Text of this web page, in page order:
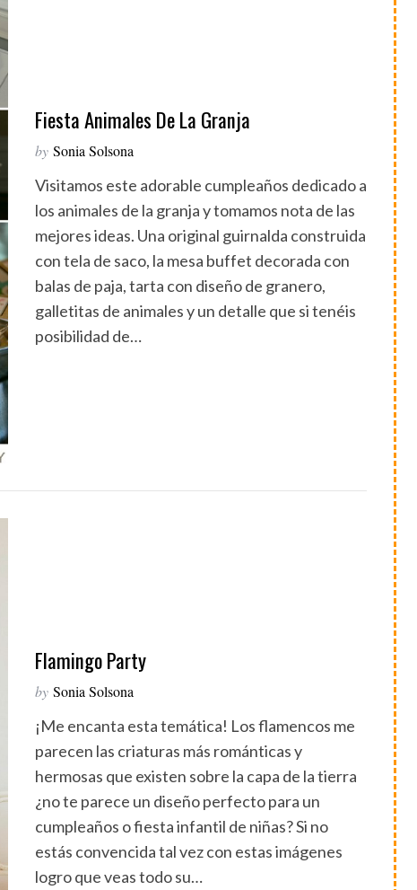
Fiesta Animales De La Granja
by Sonia Solsona
Visitamos este adorable cumpleaños dedicado a
los animales de la granja y tomamos nota de las
mejores ideas. Una original guirnalda construida
con tela de saco, la mesa buffet decorada con
balas de paja, tarta con diseño de granero,
galletitas de animales y un detalle que si tenéis
posibilidad de…
Flamingo Party
by Sonia Solsona
¡Me encanta esta temática! Los flamencos me
parecen las criaturas más románticas y
hermosas que existen sobre la capa de la tierra
¿no te parece un diseño perfecto para un
cumpleaños o fiesta infantil de niñas? Si no
estás convencida tal vez con estas imágenes
logro que veas todo su…